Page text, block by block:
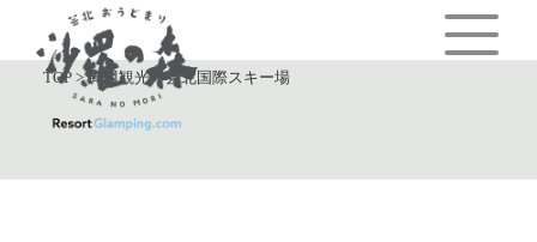
TOP >周辺観光 >芸北国際スキー場